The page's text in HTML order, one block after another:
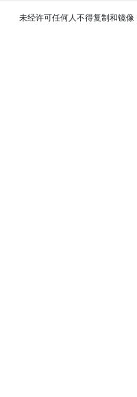
未经许可任何人不得复制和镜